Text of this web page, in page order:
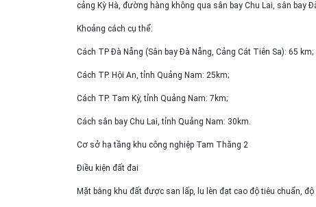
cảng Kỳ Hà, đường hàng không qua sân bay Chu Lai, sân bay
Khoảng cách cụ thể:
Cách TP Đà Nẵng (Sân bay Đà Nẵng, Cảng Cát Tiên Sa): 65 km;
Cách TP. Hội An, tỉnh Quảng Nam: 25km;
Cách TP. Tam Kỳ, tỉnh Quảng Nam: 7km;
Cách sân bay Chu Lai, tỉnh Quảng Nam: 30km.
Cơ sở hạ tầng khu công nghiệp Tam Thăng 2
Điều kiện đất đai
Mặt bằng khu đất được san lấp, lu lèn đạt cao độ tiêu chuẩn,